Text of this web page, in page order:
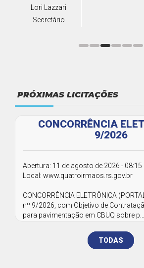
Luan Bilhar
Secretário
PRÓXIMAS LICITAÇÕES
CONCORRÊNCIA
9/2026
Abertura: 11 de agosto de 2026 - 08:15
Local: www.quatroirmaos.rs.gov.br
CONCORRÊNCIA ELETRÔNICA
nº 9/2026, com Objetivo de
para pavimentação em CBUQ sobre p...
TODAS